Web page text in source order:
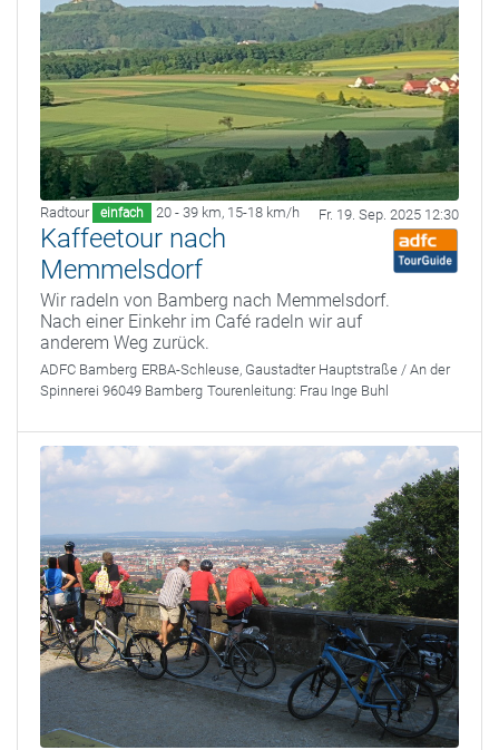
Radtour einfach 20 - 39 km, 15-18 km/h Fr. 19. Sep. 2025 12:30
Kaffeetour nach
Memmelsdorf
Wir radeln von Bamberg nach Memmelsdorf.
Nach einer Einkehr im Café radeln wir auf
anderem Weg zurück.
ADFC Bamberg ERBA-Schleuse, Gaustadter Hauptstraße / An der
Spinnerei 96049 Bamberg Tourenleitung: Frau Inge Buhl